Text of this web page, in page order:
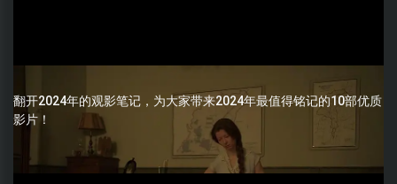
翻开2024年的观影笔记，为大家带来2024年最值得铭记的10部优质
影片！